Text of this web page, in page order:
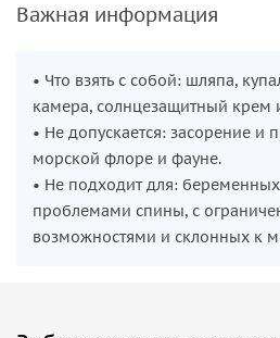
Важная информация
• Что взять с собой: шляпа,
камера, солнцезащитный крем
• Не допускается: засорение и
морской флоре и фауне.
• Не подходит для:
проблемами спины, с
возможностями и склонных к